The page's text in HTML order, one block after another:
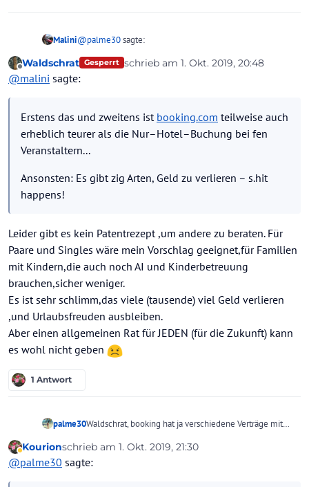
Malini@palme30sagte:
schon vorher abgebucht...
erheblich teurer als die Nur–Hotel–Buchung bei fen
Veranstaltern...
Ansonsten: Es gibt zig Arten, Geld zu verlieren – s.hit
happens!
Offline
Waldschrat Gesperrt schrieb am 1. Okt. 2019, 20:48
zuletzt editiert von
@malini sagte:
Erstens das und zweitens ist booking.com teilweise auch
erheblich teurer als die Nur–Hotel–Buchung bei fen
Veranstaltern...
Ansonsten: Es gibt zig Arten, Geld zu verlieren – s.hit
happens!
Leider gibt es kein Patentrezept ,um andere zu beraten. Für
Paare und Singles wäre mein Vorschlag geeignet,für Familien
mit Kindern,die auch noch AI und Kinderbetreuung
brauchen,sicher weniger.
Es ist sehr schlimm,das viele (tausende) viel Geld verlieren
,und Urlaubsfreuden ausbleiben.
Aber einen allgemeinen Rat für JEDEN (für die Zukunft) kann
es wohl nicht geben
1 Antwort
palme30Waldschrat, booking hat ja verschiedene Verträge mit
manchen, kürzlich hier auch ein Thema, wird schon
vorher abgebucht...
Abwesend
Kourionschrieb am 1. Okt. 2019, 21:30
zuletzt editiert von
@palme30 sagte: